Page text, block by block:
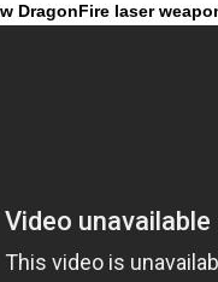
DragonFire laser